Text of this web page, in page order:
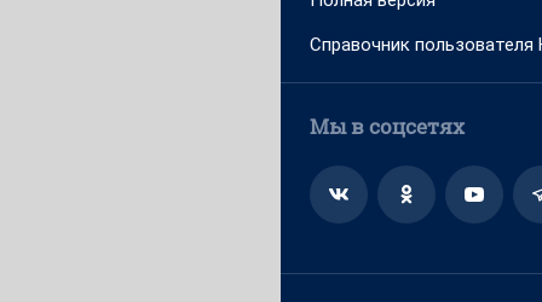
Справочник пользователя
Мы в соцсетях